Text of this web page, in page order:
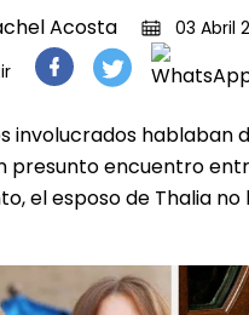
Acosta
03 Abril
involucrados hablaban
presunto encuentro
el esposo de Thalia no